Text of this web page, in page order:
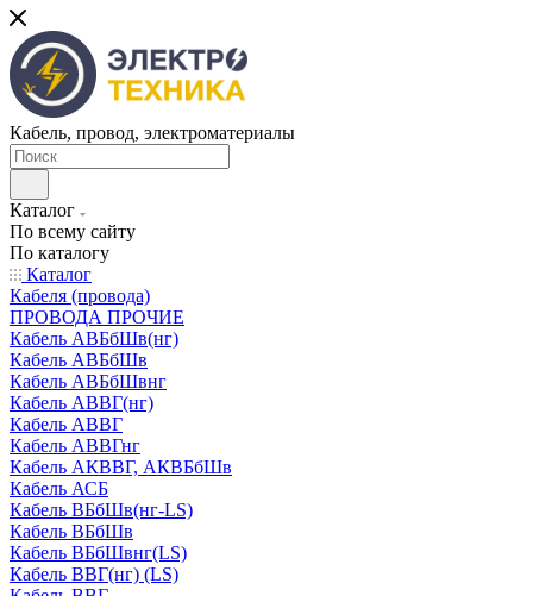
Кабель, провод, электроматериалы
Каталог
По всему сайту
По каталогу
Каталог
Кабеля (провода)
ПРОВОДА ПРОЧИЕ
Кабель АВБбШв(нг)
Кабель АВБбШв
Кабель АВБбШвнг
Кабель АВВГ(нг)
Кабель АВВГ
Кабель АВВГнг
Кабель АКВВГ, АКВБбШв
Кабель АСБ
Кабель ВБбШв(нг-LS)
Кабель ВБбШв
Кабель ВБбШвнг(LS)
Кабель ВВГ(нг) (LS)